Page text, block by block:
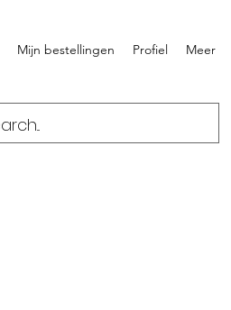
Mijn bestellingen Profiel Meer